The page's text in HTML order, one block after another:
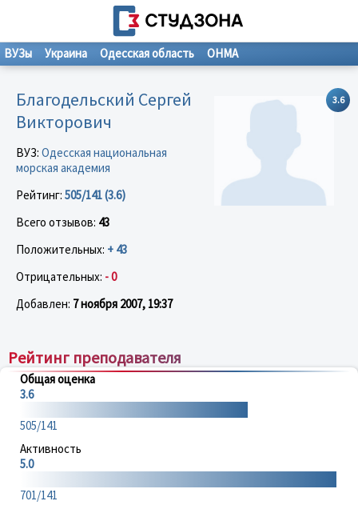
ВУЗы Украина Одесская область ОНМА
3.6
Благодельский Сергей
Викторович
ВУЗ: Одесская национальная
морская академия
Рейтинг: 505/141 (3.6)
Всего отзывов: 43
Положительных: + 43
Отрицательных: - 0
Добавлен: 7 ноября 2007, 19:37
Рейтинг преподавателя
Общая оценка
3.6
505/141
Активность
5.0
701/141